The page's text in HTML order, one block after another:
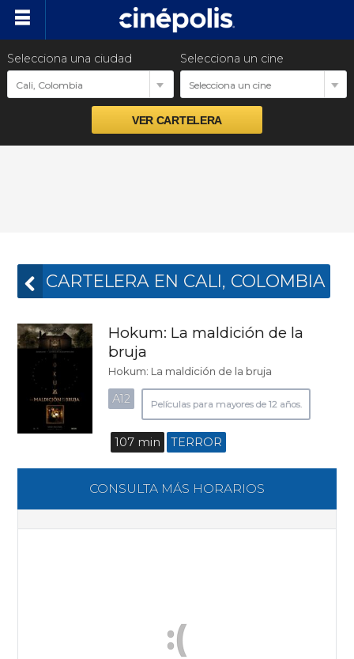
Selecciona una ciudad
Cali, Colombia
Selecciona un cine
Selecciona un cine
CARTELERA EN CALI, COLOMBIA
Hokum: La maldición de la
bruja
Hokum: La maldición de la bruja
A12 Películas para mayores de 12 años.
107 min TERROR
CONSULTA MÁS HORARIOS
:(